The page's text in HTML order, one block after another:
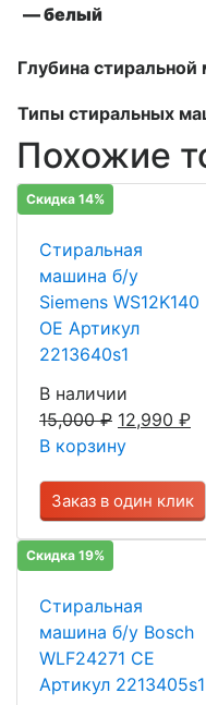
— белый
Глубина
Типы стиральных
Похожие
Скидка 14%
Стиральная
машина б/у
Siemens WS12K140
OE Артикул
2213640s1
В наличии
15,000₽ 12,990 ₽
В корзину
Заказ в один клик
Скидка 19%
Стиральная
машина б/у Bosch
WLF24271 CE
Артикул 2213405s1